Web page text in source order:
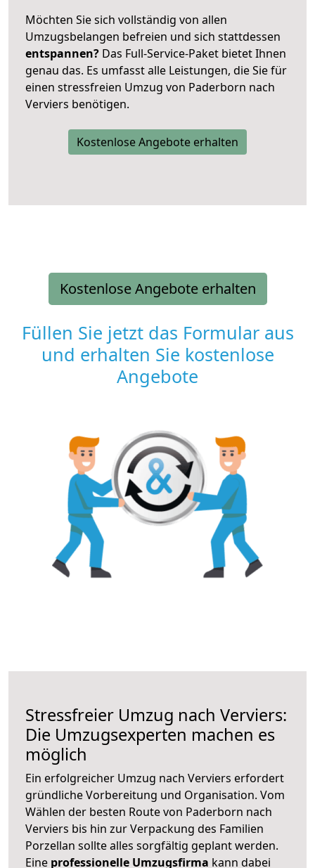
Möchten Sie sich vollständig von allen
Umzugsbelangen befreien und sich stattdessen
entspannen? Das Full-Service-Paket bietet Ihnen
genau das. Es umfasst alle Leistungen, die Sie für
einen stressfreien Umzug von Paderborn nach
Verviers benötigen.
Kostenlose Angebote erhalten
Kostenlose Angebote erhalten
Füllen Sie jetzt das Formular aus
und erhalten Sie kostenlose
Angebote
Stressfreier Umzug nach Verviers:
Die Umzugsexperten machen es
möglich
Ein erfolgreicher Umzug nach Verviers erfordert
gründliche Vorbereitung und Organisation. Vom
Wählen der besten Route von Paderborn nach
Verviers bis hin zur Verpackung des Familien
Porzellan sollte alles sorgfältig geplant werden.
Eine professionelle Umzugsfirma kann dabei